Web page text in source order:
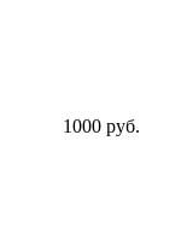
1000 руб.